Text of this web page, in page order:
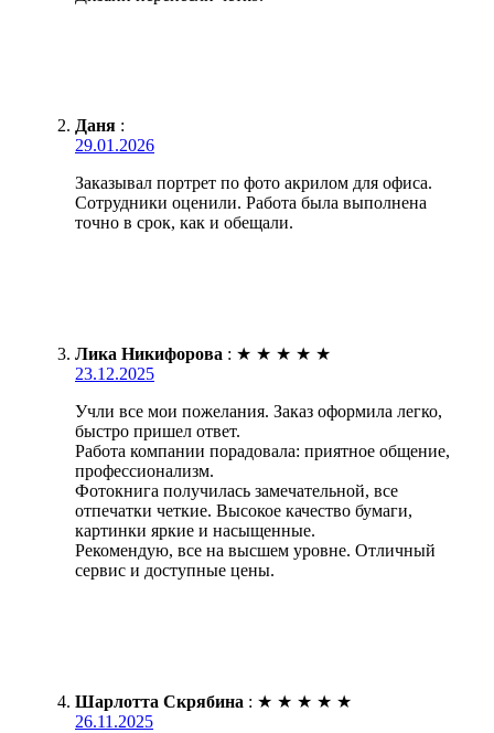
Даня :
29.01.2026
Заказывал портрет по фото акрилом для офиса.
Сотрудники оценили. Работа была выполнена
точно в срок, как и обещали.
Лика Никифорова : ★ ★ ★ ★ ★
23.12.2025
Учли все мои пожелания. Заказ оформила легко,
быстро пришел ответ.
Работа компании порадовала: приятное общение,
профессионализм.
Фотокнига получилась замечательной, все
отпечатки четкие. Высокое качество бумаги,
картинки яркие и насыщенные.
Рекомендую, все на высшем уровне. Отличный
сервис и доступные цены.
Шарлотта Скрябина : ★ ★ ★ ★ ★
26.11.2025